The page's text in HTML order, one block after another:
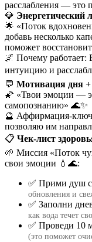
расслабления — это
💎 Энергетический
🌟 «Поток
добавь несколько
поможет
🌌 Почему
интуицию и
💬 Мотивация дня
🌠 «Твои эмоции —
самопознанию» 🌊✨
🔮 Аффирмация-
позволяю им
📋 Чек-лист
🌱 Миссия «Поток
свои эмоции 💧🌊:
✅ Прими душ с
обновления и
✅ Заполни
как вода течет
✅ Проведи 10
(это поможет